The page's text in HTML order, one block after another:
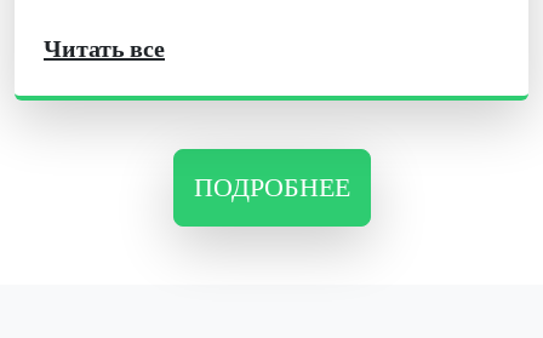
Читать все
ПОДРОБНЕЕ